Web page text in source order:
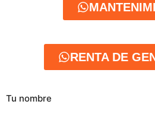
RENTA DE
Tu nombre